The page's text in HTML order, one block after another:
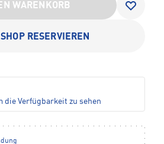
WARENKORB
SHOP RESERVIEREN
die Verfügbarkeit zu sehen